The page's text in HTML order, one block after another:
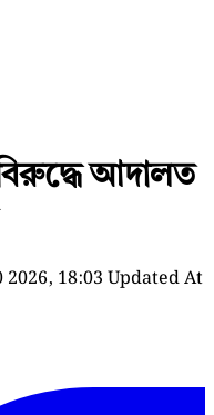
আদালত
18:03 Updated At